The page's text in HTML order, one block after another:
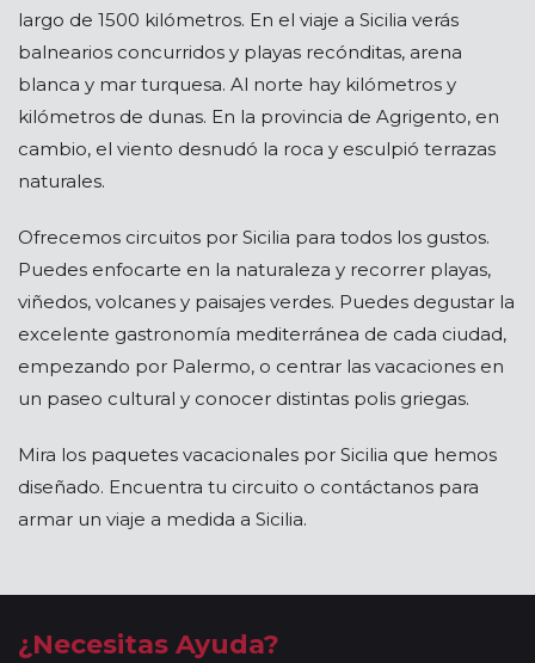
largo de 1500 kilómetros. En el viaje a Sicilia verás
balnearios concurridos y playas recónditas, arena
blanca y mar turquesa. Al norte hay kilómetros y
kilómetros de dunas. En la provincia de Agrigento, en
cambio, el viento desnudó la roca y esculpió terrazas
naturales.
Ofrecemos circuitos por Sicilia para todos los gustos.
Puedes enfocarte en la naturaleza y recorrer playas,
viñedos, volcanes y paisajes verdes. Puedes degustar la
excelente gastronomía mediterránea de cada ciudad,
empezando por Palermo, o centrar las vacaciones en
un paseo cultural y conocer distintas polis griegas.
Mira los paquetes vacacionales por Sicilia que hemos
diseñado. Encuentra tu circuito o contáctanos para
armar un viaje a medida a Sicilia.
¿Necesitas Ayuda?